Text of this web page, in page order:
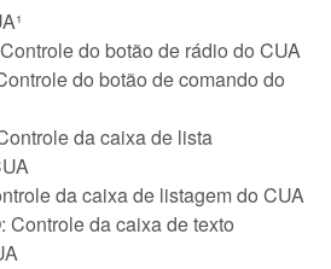
do botão de rádio do CUA
do botão de comando do
da caixa de lista
da caixa de listagem do CUA
Controle da caixa de texto